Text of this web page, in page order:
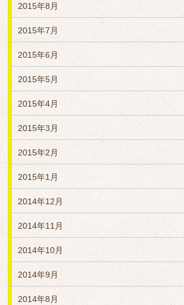
2015年8月
2015年7月
2015年6月
2015年5月
2015年4月
2015年3月
2015年2月
2015年1月
2014年12月
2014年11月
2014年10月
2014年9月
2014年8月